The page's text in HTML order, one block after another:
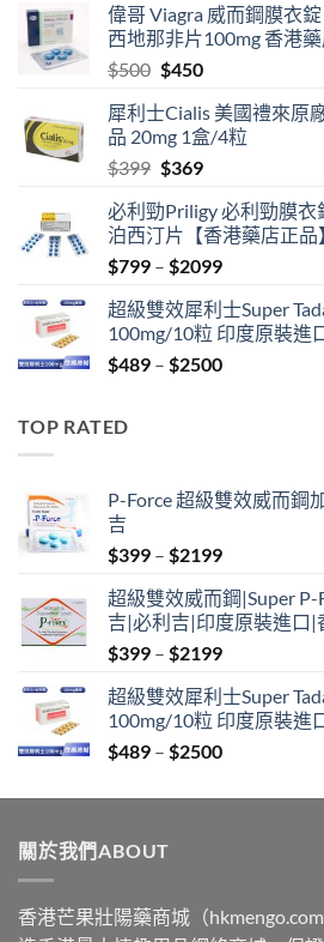
偉哥 Viagra 威而鋼膜衣
西地那非片100mg 香港
$500 Original
was:
$500.
$450Current
is:
$450.
犀利士Cialis 美國禮來原
品 20mg 1盒/4粒
$399 Original
was:
$399.
$369Current
is:
$369.
必利勁Priligy 必利勁膜衣
泊西汀片【香港藥店正品
$799 – $2099Price
$799
through
$2099
超級雙效犀利士Super
100mg/10粒 印度原裝進
$489 – $2500Price
TOP RATED
P-Force 超級雙效威而鋼
吉
$399 – $2199Price
$399
through
$2199
超級雙效威而鋼|Super
吉|必利吉|印度原裝進口|
$399 – $2199Price
$399
through
$2199
超級雙效犀利士Super
100mg/10粒 印度原裝進
$489 – $2500Price
$489
關於我們ABOUT
香港芒果壯陽藥商城（